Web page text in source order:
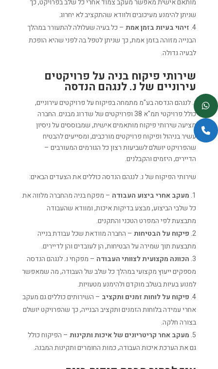
מותאם אישית מאפשר מעקב צמוד אחרי כל שלב בפרויקט, כך
שניתן להימנע מעיכובים ולוודא שהתקציב לא יחרוג.
זיהוי בעיות בזמן אמת– כל בעיה שעלולה להתעורר במהלך
הבנייה מזוהה בזמן אמת, כך שניתן לטפל בה לפני שהיא הופכת
לבעיה גדולה.
שירותי פיקוח בניה על פרויקטים
עירוניים של נ. לנגהם הנדסה
נ. לנגהם הנדסה בע"מ מתמחה בפיקוח על פרויקטים עירוניים,
כולל פרויקטי תמ"א 38 ופרויקטים של שדרוג מבנים. החברה
מציעה שירותי פיקוח מותאמים אישית, שמבוססים על ניסיון
עשיר בניהול ופיקוח פרויקטים מורכבים, ומסייעים להבטיח
שהפרויקט יושלם לשביעות רצון כל הגורמים המעורבים –
הדיירים, היזמים והקבלנים.
שירותי הפיקוח של נ. לנגהם הנדסה כוללים את הצעדים הבאים:
מעקב אחרי ביצוע העבודה – מפקח בניה מהחברה מלווה את
כל שלבי הביצוע, מבצע בדיקות איכות, ומוודא שהעבודה
מתבצעת לפי המפרט הטכני והתקנים.
פיקוח על הבטיחות– החברה מוודאת שכל עבודת בנייה
מתבצעת תוך שמירה על הבטיחות, הן לעובדים והן לדיירים.
הכוונה מקצועית לצוותי העבודה – מפקחי נ. לנגהם הנדסה
מספקים ייעוץ מקצועי במהלך כל שלב של העבודה, מה שמאפשר
למנוע בעיות בשלב מוקדם ולהימנע מטעויות.
פיקוח על לוחות זמנים ותקציב – השירותים כוללים גם מעקב
אחרי עמידה בלוחות הזמנים ותקציב הבנייה, כך שהפרויקט יושלם
בצורה חלקה.
מעקב אחר קריטריונים של איכות ותקינות– הפיקוח כולל
גם את הערכת איכות העבודה, כמות החומרים ותקינות המבנה.